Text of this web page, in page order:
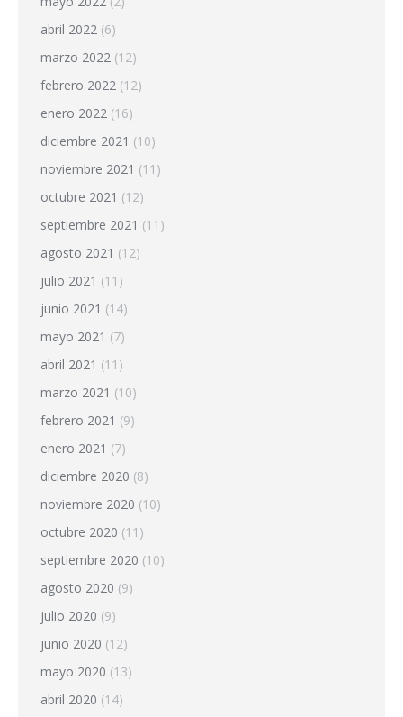
abril 2022 (6)
marzo 2022 (12)
febrero 2022 (12)
enero 2022 (16)
diciembre 2021 (10)
noviembre 2021 (11)
octubre 2021 (12)
septiembre 2021 (11)
agosto 2021 (12)
julio 2021 (11)
junio 2021 (14)
mayo 2021 (7)
abril 2021 (11)
marzo 2021 (10)
febrero 2021 (9)
enero 2021 (7)
diciembre 2020 (8)
noviembre 2020 (10)
octubre 2020 (11)
septiembre 2020 (10)
agosto 2020 (9)
julio 2020 (9)
junio 2020 (12)
mayo 2020 (13)
abril 2020 (14)